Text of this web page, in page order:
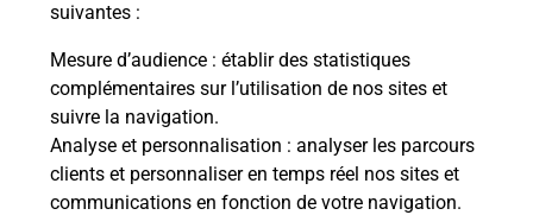
suivantes :
Mesure d’audience : établir des statistiques
complémentaires sur l’utilisation de nos sites et
suivre la navigation.
Analyse et personnalisation : analyser les parcours
clients et personnaliser en temps réel nos sites et
communications en fonction de votre navigation.